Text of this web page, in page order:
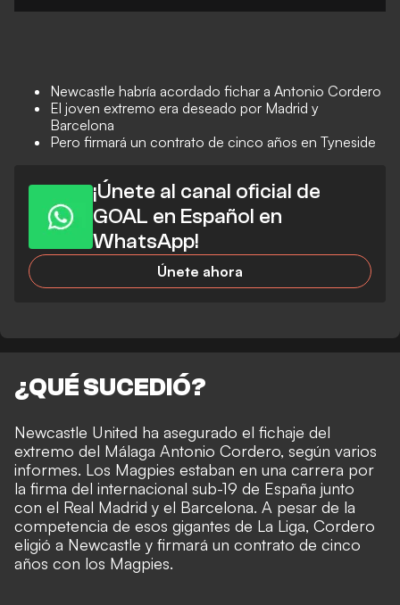
Newcastle habría acordado fichar a Antonio Cordero
El joven extremo era deseado por Madrid y
Barcelona
Pero firmará un contrato de cinco años en Tyneside
¡Únete al canal oficial de
GOAL en Español en
WhatsApp!
Únete ahora
¿QUÉ SUCEDIÓ?
Newcastle United ha asegurado el fichaje del
extremo del Málaga Antonio Cordero, según varios
informes. Los Magpies estaban en una carrera por
la firma del internacional sub-19 de España junto
con el Real Madrid y el Barcelona. A pesar de la
competencia de esos gigantes de La Liga, Cordero
eligió a Newcastle y firmará un contrato de cinco
años con los Magpies.